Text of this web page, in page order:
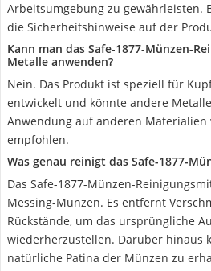
Arbeitsumgebung zu gewährleisten.
die Sicherheitshinweise auf der
Kann man das Safe-1877-Münzen-
Metalle anwenden?
Nein. Das Produkt ist speziell für
entwickelt und könnte andere
Anwendung auf anderen
empfohlen.
Was genau reinigt das Safe-1877-
Das Safe-1877-Münzen-
Messing-Münzen. Es entfernt
Rückstände, um das ursprüngliche
wiederherzustellen. Darüber hinaus
natürliche Patina der Münzen zu